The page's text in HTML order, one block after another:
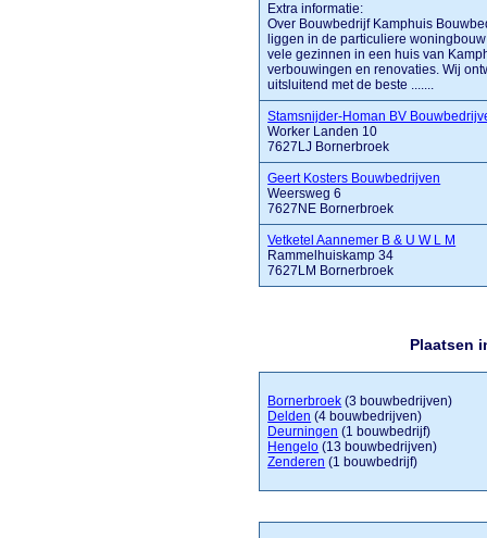
Extra informatie:
Over Bouwbedrijf Kamphuis
liggen in de particuliere
vele gezinnen in een huis van
verbouwingen en renovaties. Wij
uitsluitend met de beste .......
Stamsnijder-Homan BV
Worker Landen 10
7627LJ Bornerbroek
Geert Kosters Bouwbedrijven
Weersweg 6
7627NE Bornerbroek
Vetketel Aannemer B & U W L M
Rammelhuiskamp 34
7627LM Bornerbroek
Plaatsen
Bornerbroek (3 bouwbedrijven)
Delden (4 bouwbedrijven)
Deurningen (1 bouwbedrijf)
Hengelo (13 bouwbedrijven)
Zenderen (1 bouwbedrijf)